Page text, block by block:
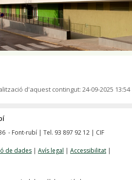
d'aquest contingut: 24-09-2025 13:54
- Font-rubí | Tel. 93 897 92 12 | CIF
de dades | Avís legal | Accessibilitat |